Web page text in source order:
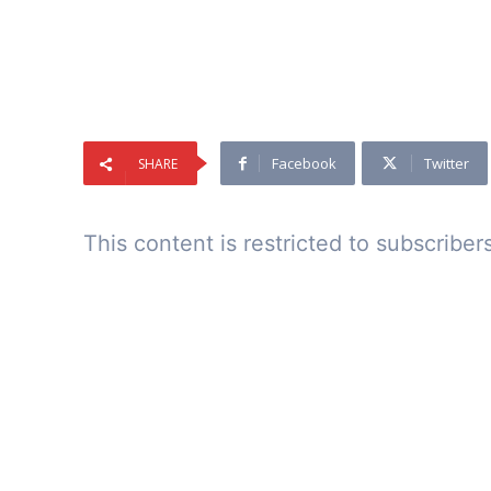
SHARE Facebook Twitter
This content is restricted to